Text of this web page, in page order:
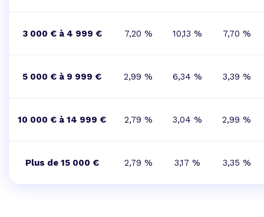
3 000 € à 4 999 € 7,20 % 10,13 % 7,70 %
5 000 € à 9 999 € 2,99 % 6,34 % 3,39 %
10 000 € à 14 999 € 2,79 % 3,04 % 2,99 %
Plus de 15 000 € 2,79 % 3,17 % 3,35 %